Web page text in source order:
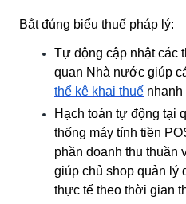
Bắt đúng biểu thuế pháp lý:
Tự động cập nhật các
quan Nhà nước giúp
thể kê khai thuế nhanh
Hạch toán tự động tại
thống máy tính tiền
phần doanh thu thuần
giúp chủ shop quản lý
thực tế theo thời gian